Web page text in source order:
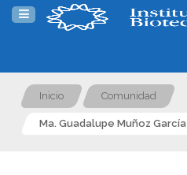
Inicio Comunidad
Ma. Guadalupe Muñoz García